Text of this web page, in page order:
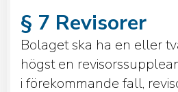
§ 7 Revisorer
Bolaget ska ha en eller
högst en
i förekommande fall,